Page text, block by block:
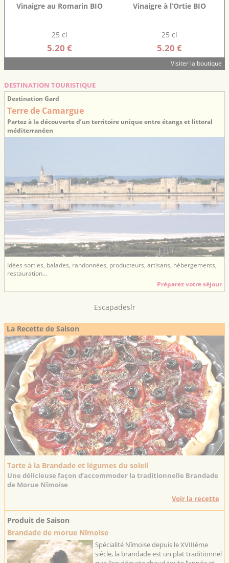
Vinaigre au Romarin BIO
25 cl
5.20 €
Vinaigre à l’Ortie BIO
25 cl
5.20 €
Visiter la boutique
DESTINATION TOURISTIQUE
Destination Gard
Terre de Camargue
Partez à la découverte d’un territoire unique entre étangs et littoral
méditerranéen
Idées sorties, balades, randonnées, producteurs, artisans, hébergements,
restauration...
Préparez votre séjour
Escapadeslr
La Recette de Saison
Tarte à la Brandade et légumes du soleil
Une délicieuse façon d’accommoder la traditionnelle Brandade
de Morue Nîmoise
Voir la recette
Produit de Saison
Brandade de morue Nîmoise
Spécialité Nîmoise depuis le XVIIIème
siècle, la brandade est un plat traditionnel